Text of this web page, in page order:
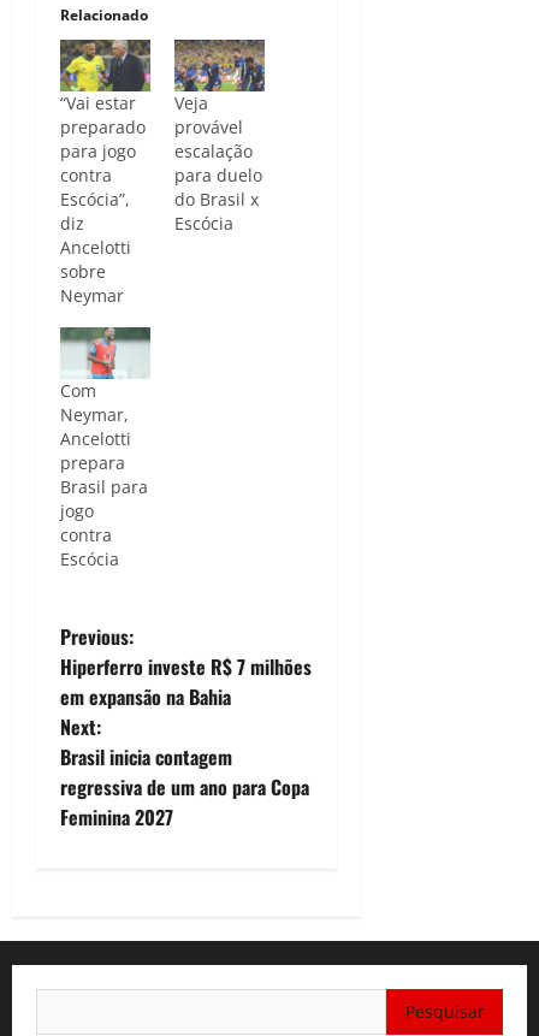
Relacionado
“Vai estar
preparado
para jogo
contra
Escócia”,
diz
Ancelotti
sobre
Neymar
Veja
provável
escalação
para duelo
do Brasil x
Escócia
Com
Neymar,
Ancelotti
prepara
Brasil para
jogo
contra
Escócia
P
o
s
t
v
i
Previous:
Hiperferro investe R$ 7 milhões
em expansão na Bahia
Next:
Brasil inicia contagem
regressiva de um ano para Copa
Feminina 2027